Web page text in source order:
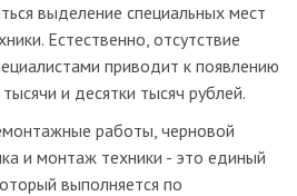
выделение специальных мест
Естественно, отсутствие
приводит к появлению
и десятки тысяч рублей.
работы, черновой
и монтаж техники - это единый
выполняется по